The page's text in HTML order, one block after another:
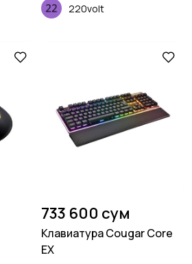
220volt
733 600 сум
Клавиатура Cougar Core
EX